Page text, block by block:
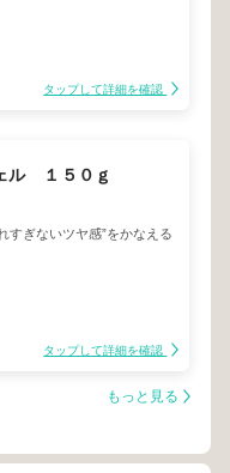
タップして詳細を確認
ル １５０ｇ
すぎないツヤ感”をかなえる
タップして詳細を確認
もっと見る